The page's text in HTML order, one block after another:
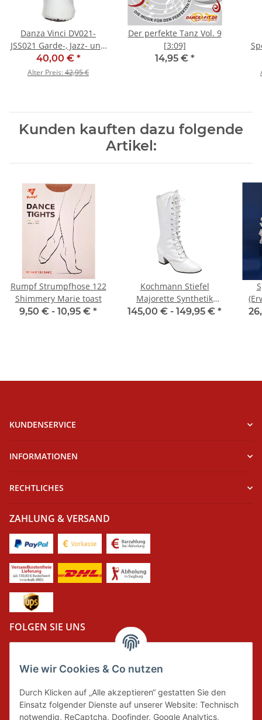
Wie wir Cookies & Co nutzen
Durch Klicken auf „Alle akzeptieren“ gestatten Sie den
Einsatz folgender Dienste auf unserer Website: Technisch
notwendig, ReCaptcha, Doofinder, Google Analytics,
Danza Vinci DV021-
JSS021 Garde-, Jazz- und
Tanzstiefel - SALE
40,00 € *
Alter Preis:42,95 €
Der perfekte Tanz Vol. 9
[3:09]
14,95 € *
Kunden kauften dazu folgende
Artikel:
Rumpf Strumpfhose 122
Shimmery Marie toast
9,50 € - 10,95 € *
Kochmann Stiefel
Majorette Synthetik
(Modell 04)
145,00 € - 149,95 € *
KUNDENSERVICE
INFORMATIONEN
RECHTLICHES
ZAHLUNG & VERSAND
FOLGEN SIE UNS
Wir tragen Verantwortung und erfüllen unsere
Pflichten zur Systembeteiligung nach dem